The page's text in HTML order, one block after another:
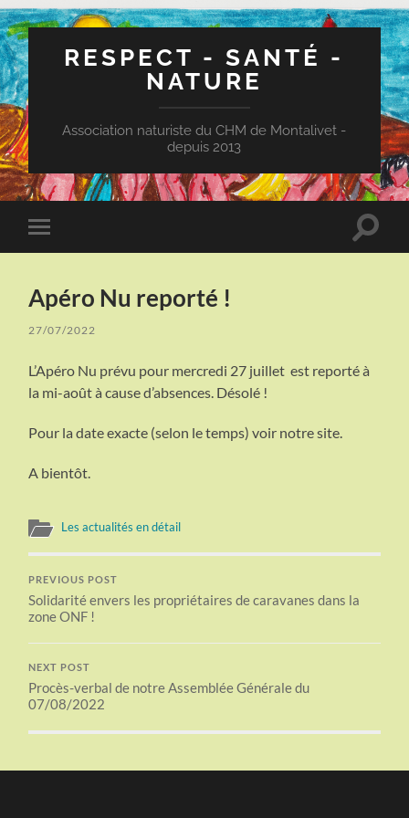
RESPECT - SANTÉ -
NATURE
Association naturiste du CHM de Montalivet -
depuis 2013
Toggle
mobile
Toggle
Apéro Nu reporté !
27/07/2022
L’Apéro Nu prévu pour mercredi 27 juillet est reporté à
la mi-août à cause d’absences. Désolé !
Pour la date exacte (selon le temps) voir notre site.
A bientôt.
Les actualités en détail
PREVIOUS POST
Solidarité envers les propriétaires de caravanes dans la
zone ONF !
NEXT POST
Procès-verbal de notre Assemblée Générale du
07/08/2022